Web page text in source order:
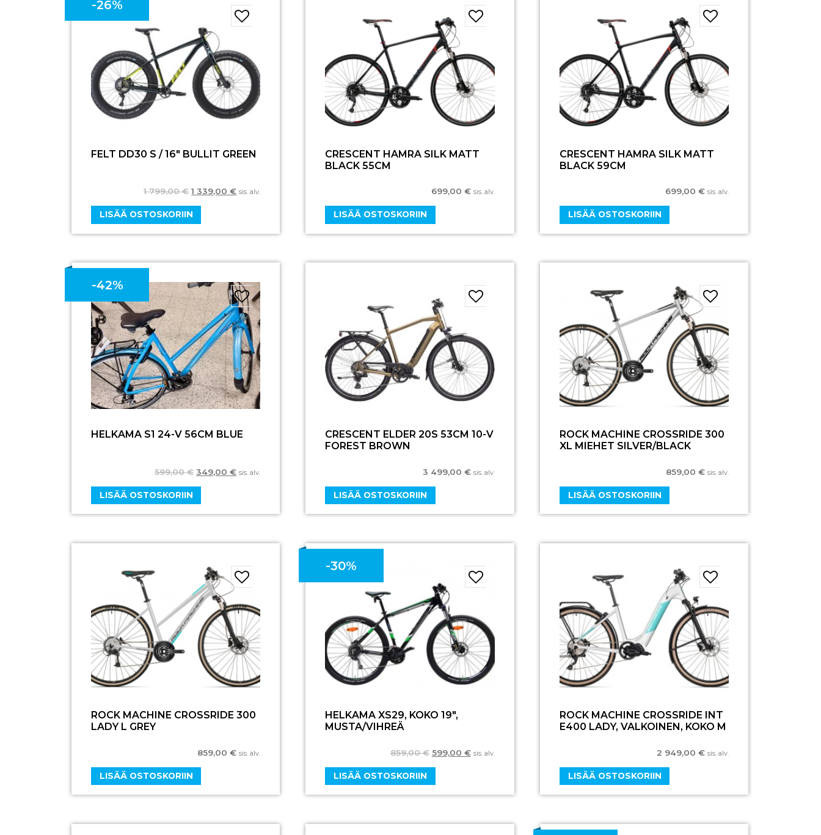
-26%
FELT DD30 S / 16″ BULLIT GREEN
1 799,00€ 1 339,00€ sis. alv.
LISÄÄ OSTOSKORIIN
CRESCENT HAMRA SILK MATT
BLACK 55CM
699,00 € sis. alv.
LISÄÄ OSTOSKORIIN
CRESCENT HAMRA SILK MATT
BLACK 59CM
699,00€ sis. alv.
LISÄÄ OSTOSKORIIN
-42%
HELKAMA S1 24-V 56CM BLUE
599,00€ 349,00€ sis. alv.
LISÄÄ OSTOSKORIIN
CRESCENT ELDER 20S 53CM 10-V
FOREST BROWN
3 499,00 € sis. alv.
LISÄÄ OSTOSKORIIN
ROCK MACHINE CROSSRIDE 300
XL MIEHET SILVER/BLACK
859,00€ sis. alv.
LISÄÄ OSTOSKORIIN
ROCK MACHINE CROSSRIDE 300
LADY L GREY
859,00€ sis. alv.
LISÄÄ OSTOSKORIIN
-30%
HELKAMA XS29, KOKO 19″,
MUSTA/VIHREÄ
859,00€ 599,00 € sis. alv.
LISÄÄ OSTOSKORIIN
ROCK MACHINE CROSSRIDE INT
E400 LADY, VALKOINEN, KOKO M
2 949,00€ sis. alv.
LISÄÄ OSTOSKORIIN